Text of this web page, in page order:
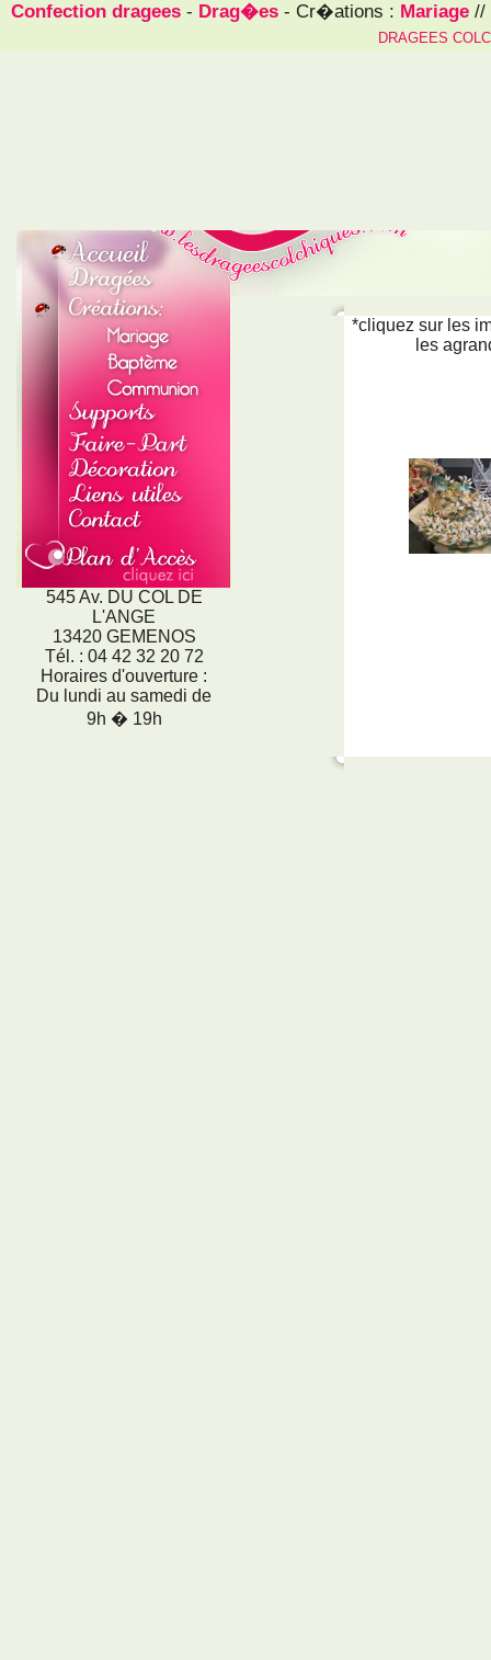
Confection dragees - Drag�es - Cr�ations : Mariage //
DRAGEES
545 Av. DU COL DE
L'ANGE
13420 GEMENOS
Tél. : 04 42 32 20 72
Horaires d'ouverture :
Du lundi au samedi de
9h � 19h
*cliquez sur les
les